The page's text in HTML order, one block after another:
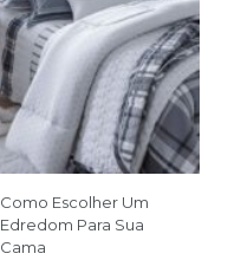
Como Escolher Um
Edredom Para Sua
Cama